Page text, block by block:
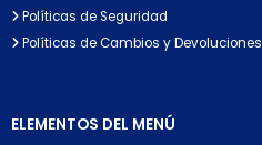
Políticas de Seguridad
Políticas de Cambios y Devoluciones
ELEMENTOS DEL MENÚ